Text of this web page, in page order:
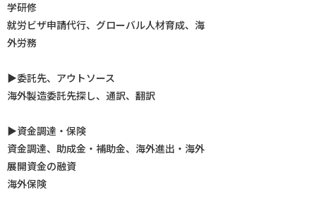
学研修
就労ビザ申請代行、グローバル人材育成、海
外労務
▶︎委託先、アウトソース
海外製造委託先探し、通訳、翻訳
▶︎資金調達・保険
資金調達、助成金・補助金、海外進出・海外
展開資金の融資
海外保険